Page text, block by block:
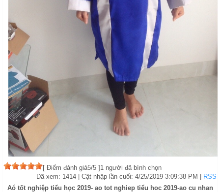
[ Điểm đánh giá5/5 ]1 người đã bình chọn
Đã xem: 1414 | Cật nhập lần cuối: 4/25/2019 3:09:38 PM | RSS
Aó tốt nghiệp tiểu học 2019- ao tot nghiep tiểu hoc 2019-ao cu nhan